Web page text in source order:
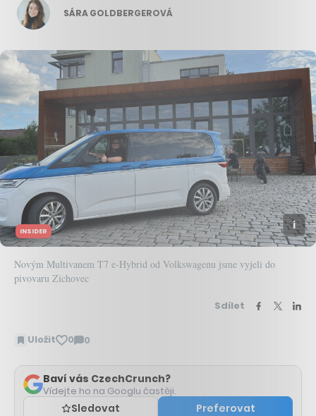
SÁRA GOLDBERGEROVÁ
INSIDER
Novým Multivanem T7 e-Hybrid od Volkswagenu jsme vyjeli do
pivovaru Zichovec
Sdílet
Uložit 0 0
Zobrazit
Baví vás CzechCrunch?
Vídejte ho na Googlu častěji.
Sledovat Preferovat